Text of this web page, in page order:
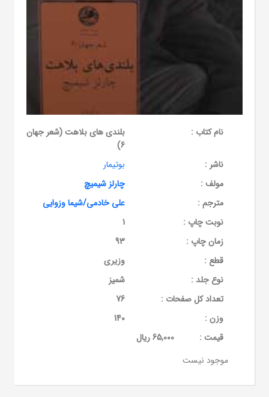
نام کتاب :
بلندی های بلاهت (شعر جهان
6)
ناشر :
بوتیمار
مولف :
چارلز شیمیچ
مترجم :
علی خادمی/شیما وزوایی
نوبت چاپ :
1
زمان چاپ :
93
قطع :
وزیری
نوع جلد :
شمیز
تعداد کل صفحات :
76
وزن :
140
قيمت :
65,000 ریال
موجود نیست